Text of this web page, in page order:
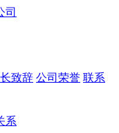
致辞 公司荣誉 联系
系